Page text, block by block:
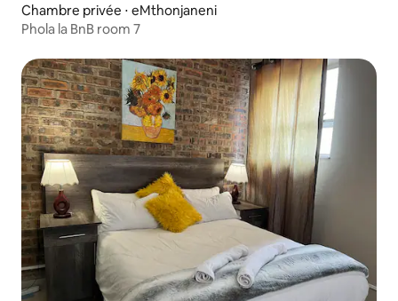
Chambre privée ⋅ eMthonjaneni
Phola la BnB room 7